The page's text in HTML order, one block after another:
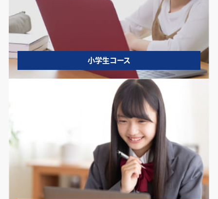
小学生コース